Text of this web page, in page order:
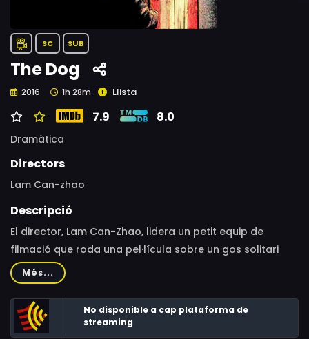
SC SUB
The Dog
2016 1h 28m Llista
7.9 8.0
Dramàtica
Directors
Lam Can-zhao
Descripció
El director, Lam Can-Zhao, lidera un petit equip de
filmació que roda una pel·lícula sobre un gos solitari
pels carrers de Guangzhou, guiant els espectadors a
través d’un imprevisible i peculiar viatge.
Més...
No disponible a cap plataforma de
streaming